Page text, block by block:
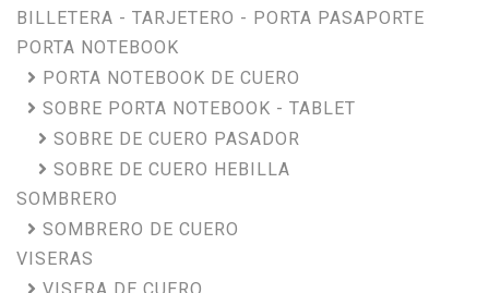
BILLETERA - TARJETERO - PORTA PASAPORTE
PORTA NOTEBOOK
PORTA NOTEBOOK DE CUERO
SOBRE PORTA NOTEBOOK - TABLET
SOBRE DE CUERO PASADOR
SOBRE DE CUERO HEBILLA
SOMBRERO
SOMBRERO DE CUERO
VISERAS